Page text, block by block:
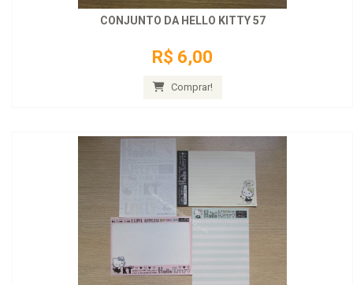
CONJUNTO DA HELLO KITTY 57
R$ 6,00
Comprar!